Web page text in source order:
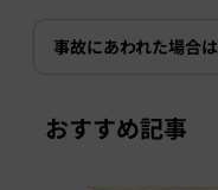
事故にあわれた場合は
おすすめ記事